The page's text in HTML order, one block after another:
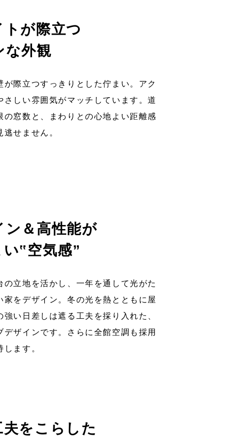
が際立つ
な外観
際立つすっきりとした佇まい。アク
しい雰囲気がマッチしています。道
の窓数と、まわりとの心地よい距離感
せません。
＆高性能が
‟空気感”
立地を活かし、一年を通して光がた
をデザイン。冬の光を熱とともに屋
い日差しは遮る工夫を採り入れた、
ザインです。さらに全館空調も採用
ます。
をこらした